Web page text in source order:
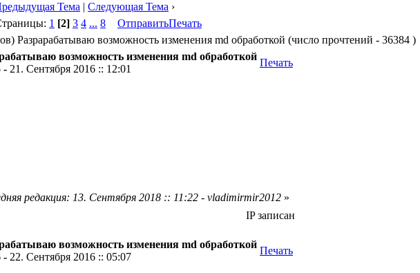
Тема | Следующая Тема ›
1 [2] 3 4 ... 8 ОтправитьПечать
Разрарабатываю возможность изменения md обработкой (число прочтений - 36384 )
возможность изменения md обработкой
- 21. Сентября 2016 :: 12:01
Печать
редакция: 13. Сентября 2018 :: 11:22 - vladimirmir2012»
IP записан
возможность изменения md обработкой
- 22. Сентября 2016 :: 05:07
Печать